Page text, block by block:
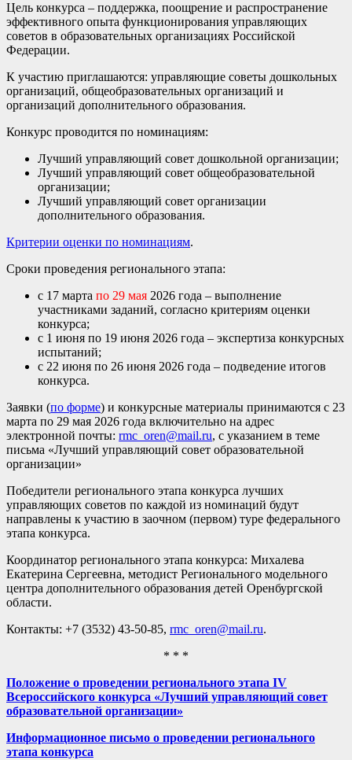
Цель конкурса – поддержка, поощрение и распространение
эффективного опыта функционирования управляющих
советов в образовательных организациях Российской
Федерации.
К участию приглашаются: управляющие советы дошкольных
организаций, общеобразовательных организаций и
организаций дополнительного образования.
Конкурс проводится по номинациям:
Лучший управляющий совет дошкольной организации;
Лучший управляющий совет общеобразовательной
организации;
Лучший управляющий совет организации
дополнительного образования.
Критерии оценки по номинациям.
Сроки проведения регионального этапа:
с 17 марта по 29 мая 2026 года – выполнение
участниками заданий, согласно критериям оценки
конкурса;
с 1 июня по 19 июня 2026 года – экспертиза конкурсных
испытаний;
с 22 июня по 26 июня 2026 года – подведение итогов
конкурса.
Заявки (по форме) и конкурсные материалы принимаются с 23
марта по 29 мая 2026 года включительно на адрес
электронной почты: rmc_oren@mail.ru, с указанием в теме
письма «Лучший управляющий совет образовательной
организации»
Победители регионального этапа конкурса лучших
управляющих советов по каждой из номинаций будут
направлены к участию в заочном (первом) туре федерального
этапа конкурса.
Координатор регионального этапа конкурса: Михалева
Екатерина Сергеевна, методист Регионального модельного
центра дополнительного образования детей Оренбургской
области.
Контакты: +7 (3532) 43-50-85, rmc_oren@mail.ru.
* * *
Положение о проведении регионального этапа IV
Всероссийского конкурса «Лучший управляющий совет
образовательной организации»
Информационное письмо о проведении регионального
этапа конкурса